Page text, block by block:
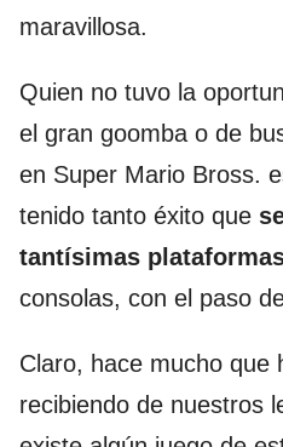
maravillosa.
Quien no tuvo la
el gran goomba o de
en Super Mario Bross.
tenido tanto éxito que
tantísimas
consolas, con el paso
Claro, hace mucho que
recibiendo de nuestros